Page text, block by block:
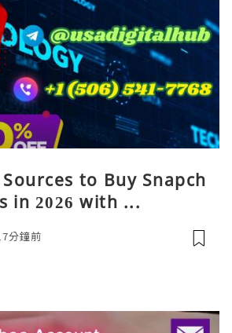
to Buy Snapch
in 2026 with ...
分鐘前